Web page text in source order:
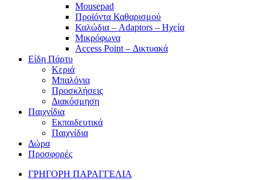
Mousepad
Προϊόντα Καθαρισμού
Καλώδια – Adaptors – Ηχεία
Μικρόφωνα
Access Point – Δικτυακά
Είδη Πάρτυ
Κεριά
Μπαλόνια
Προσκλήσεις
Διακόσμηση
Παιχνίδια
Εκπαιδευτικά
Παιχνίδια
Δώρα
Προσφορές
ΓΡΗΓΟΡΗ ΠΑΡΑΓΓΕΛΙΑ